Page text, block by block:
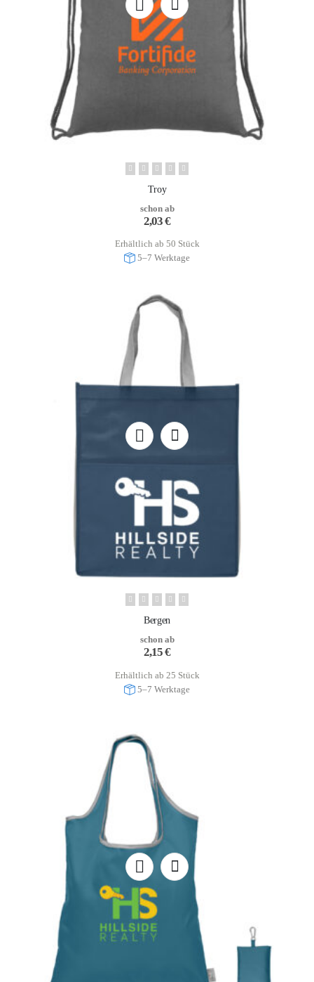
Troy
schon ab
2,03€
Erhältlich ab 50 Stück
5–7 Werktage
Bergen
schon ab
2,15€
Erhältlich ab 25 Stück
5–7 Werktage